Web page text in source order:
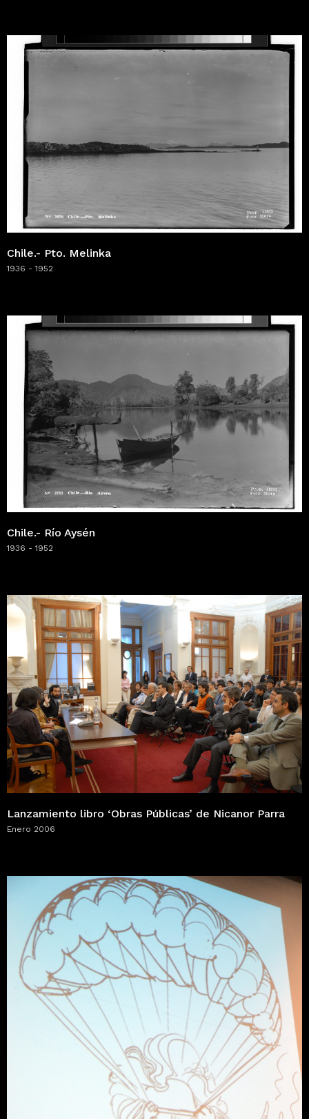
Chile.- Pto. Melinka
1936 - 1952
Chile.- Río Aysén
1936 - 1952
Lanzamiento libro ‘Obras Públicas’ de Nicanor Parra
Enero 2006